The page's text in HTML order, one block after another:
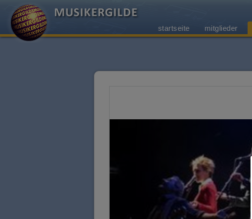
startseite mitglieder